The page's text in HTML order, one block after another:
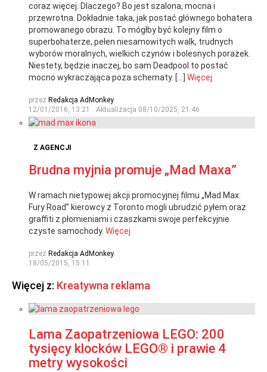
coraz więcej. Dlaczego? Bo jest szalona, mocna i
przewrotna. Dokładnie taka, jak postać głównego bohatera
promowanego obrazu. To mógłby być kolejny film o
superbohaterze, pełen niesamowitych walk, trudnych
wyborów moralnych, wielkich czynów i bolesnych porażek.
Niestety, będzie inaczej, bo sam Deadpool to postać
mocno wykraczająca poza schematy. […] Więcej
przez Redakcja AdMonkey
12/01/2016, 13:21
Aktualizacja 08/10/2025, 21:46
Z AGENCJI
Brudna myjnia promuje „Mad Maxa”
W ramach nietypowej akcji promocyjnej filmu „Mad Max:
Fury Road” kierowcy z Toronto mogli ubrudzić pyłem oraz
graffiti z płomieniami i czaszkami swoje perfekcyjnie
czyste samochody. Więcej
przez Redakcja AdMonkey
18/05/2015, 15:11
Więcej z: Kreatywna reklama
Lama Zaopatrzeniowa LEGO: 200
tysięcy klocków LEGO® i prawie 4
metry wysokości